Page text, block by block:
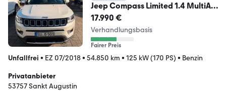
Jeep Compass Limited 1.4 MultiAir
170 PS Automat
17.990 €
Verhandlungsbasis
Fairer Preis
Unfallfrei • EZ 07/2018• 54.850 km • 125 kW (170 PS) • Benzin
Privatanbieter
53757 Sankt Augustin